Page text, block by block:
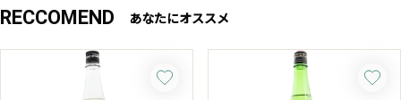
RECCOMEND あなたにオススメ